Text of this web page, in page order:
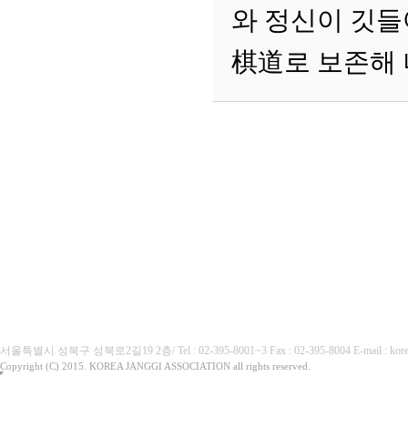
와 정신이 깃
棋道로 보존해
서울특별시 성북구 성북로2길19 2층/ Tel : 02-395-8001~3 Fax : 02-395-8004 E-mail :
Copyright (C) 2015. KOREA JANGGI ASSOCIATION all rights reserved.